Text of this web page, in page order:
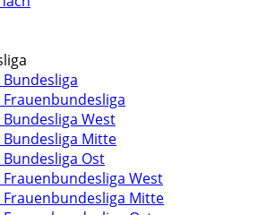
Bundesliga
Frauenbundesliga
Bundesliga West
Bundesliga Mitte
Bundesliga Ost
Frauenbundesliga West
Frauenbundesliga Mitte